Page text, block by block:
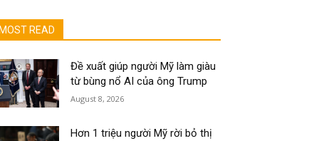
MOST READ
Đề xuất giúp người Mỹ làm giàu
từ bùng nổ AI của ông Trump
August 8, 2026
Hơn 1 triệu người Mỹ rời bỏ thị